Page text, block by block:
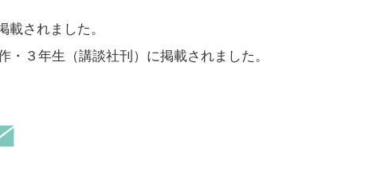
されました。
・３年生（講談社刊）に掲載されました。